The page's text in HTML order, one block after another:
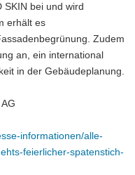
SKIN bei und wird
erhält es
Zudem
an, ein international
in der Gebäudeplanung.
informationen/alle-
feierlicher-spatenstich-